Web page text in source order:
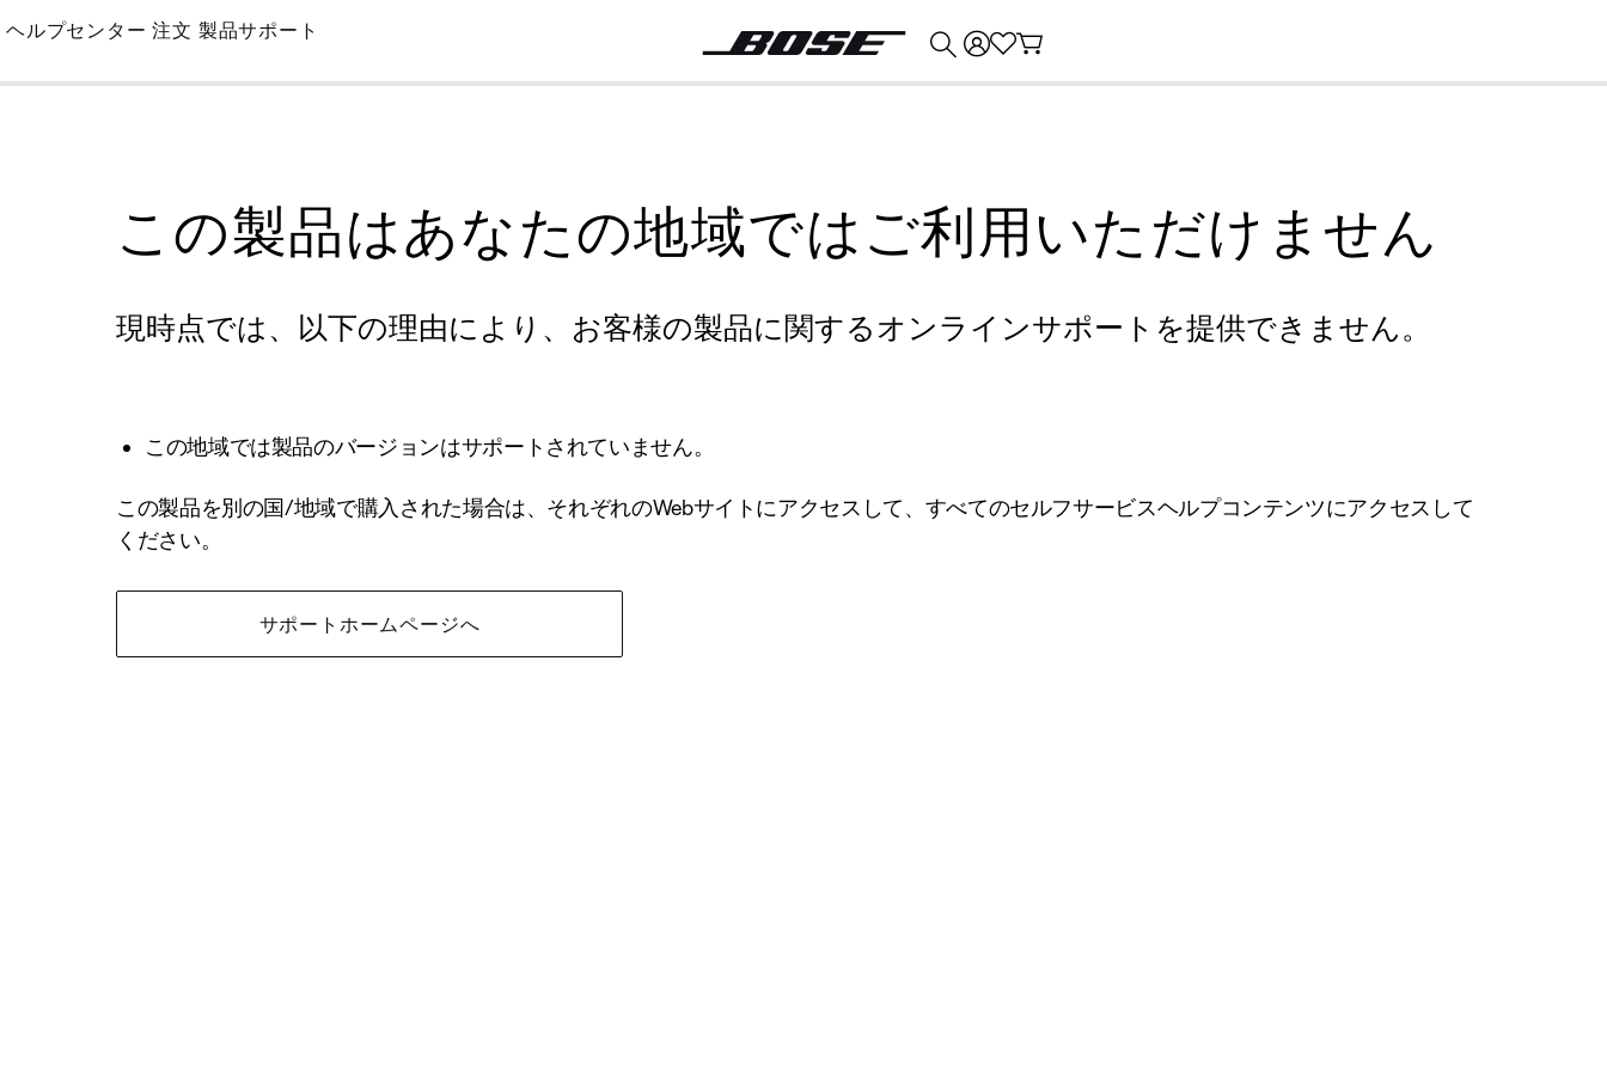
Skip
Main
ヘルプセンター 注文 製品サポート
この製品はあなたの地域ではご利用いただけません
現時点では、以下の理由により、お客様の製品に関するオンラインサポートを提供できません。
この地域では製品のバージョンはサポートされていません。
この製品を別の国/地域で購入された場合は、それぞれのWebサイトにアクセスして、すべてのセルフサービスヘルプコンテンツにアクセスして
ください。
サポートホームページへ